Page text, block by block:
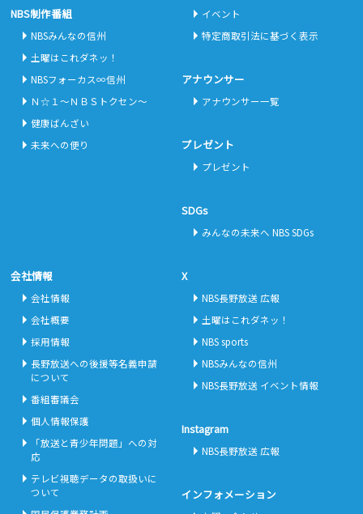
NBS制作番組
NBSみんなの信州
土曜はこれダネッ！
NBSフォーカス∞信州
Ｎ☆１～ＮＢＳトクセン～
健康ばんざい
未来への便り
イベント
特定商取引法に基づく表示
アナウンサー
アナウンサー一覧
プレゼント
プレゼント
SDGs
みんなの未来へ NBS SDGs
会社情報
会社情報
会社概要
採用情報
長野放送への後援等名義申請
について
番組審議会
個人情報保護
「放送と青少年問題」への対
応
テレビ視聴データの取扱いに
ついて
X
NBS長野放送 広報
土曜はこれダネッ！
NBS sports
NBSみんなの信州
NBS長野放送 イベント情報
Instagram
NBS長野放送 広報
インフォメーション